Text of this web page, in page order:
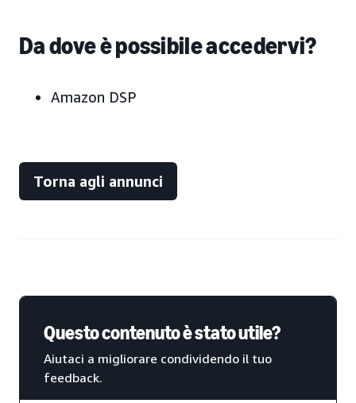
Da dove è possibile accedervi?
Amazon DSP
Torna agli annunci
Questo contenuto è stato utile?
Aiutaci a migliorare condividendo il tuo
feedback.